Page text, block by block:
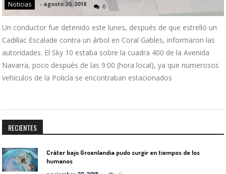
Noticias - agosto 20, 2018 0
Un conductor fue detenido este lunes, después de que estrelló un
Cadillac Escalade contra un árbol en Coral Gables, informaron las
autoridades. El Sky 10 estaba sobre la cuadra 400 de la Avenida
Navarra, poco después de las 9:00 (hora local), ya que numerosos
vehículos de la Policía se encontraban estacionados
RECIENTES
Cráter bajo Groenlandia pudo surgir en tiempos de los
humanos